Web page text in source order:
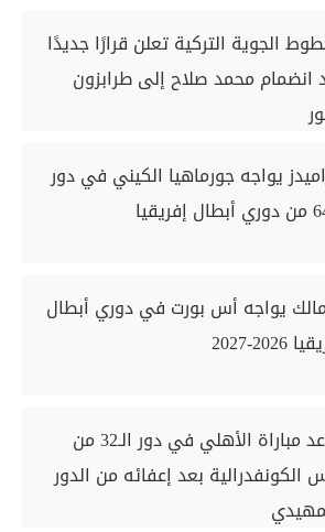
الجوية التركية تعلن قرارًا جديدًا
انضمام محمد صلاح إلى طرابزون
يواجه جورماهيا الكيني في دور
يواجه أس بورت في دوري أبطال
2027
موعد مباراة الأهلي في دور الـ32 من
الكونفدرالية بعد إعفائه من الدور